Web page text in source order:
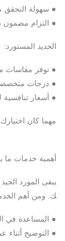
● سهولة التحقق
● التزام مضمون
الحديد المستورد:
● توفر مقاسات
● درجات
● أسعار تنافسية
مهما كان
أهمية خدمات ما
يبقى المورد
ك. ومن أهم
● المساعدة في
● التوضيح أثناء